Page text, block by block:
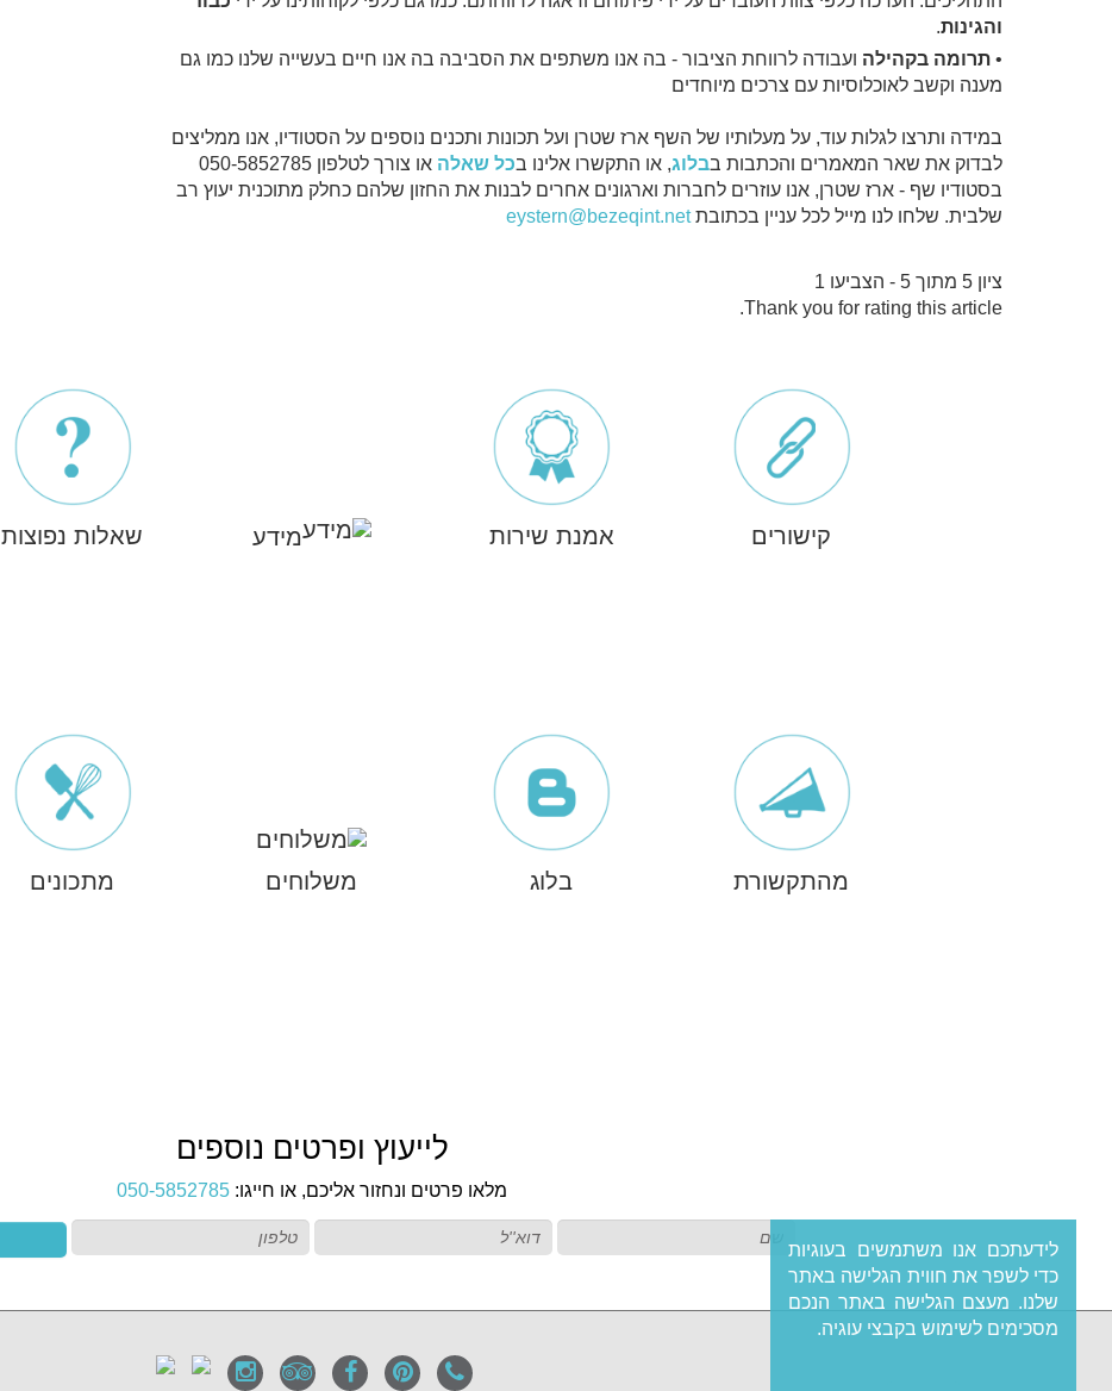
והגינות.
• תרומה בקהילה ועבודה לרווחת הציבור - בה אנו משתפים את הסביבה בה אנו חיים בעשייה שלנו כמו גם
מענה וקשב לאוכלוסיות עם צרכים מיוחדים
במידה ותרצו לגלות עוד, על מעלותיו של השף ארז שטרן ועל תכונות ותכנים נוספים על הסטודיו, אנו ממליצים
לבדוק את שאר המאמרים והכתבות בבלוג, או התקשרו אלינו בכל שאלה או צורך לטלפון 050-5852785
בסטודיו שף - ארז שטרן, אנו עוזרים לחברות וארגונים אחרים לבנות את החזון שלהם כחלק מתוכנית יעוץ רב
שלבית. שלחו לנו מייל לכל עניין בכתובת
ציון 5 מתוך 5 - הצביעו 1
Thank you for rating this article.
קישורים אמנת שירות מידע שאלות נפוצות
מהתקשורת בלוג משלוחים מתכונים
לייעוץ ופרטים נוספים
מלאו פרטים ונחזור אליכם, או חייגו: 050-5852785
לידעתכם אנו משתמשים בעוגיות
כדי לשפר את חווית הגלישה באתר
שלנו. מעצם הגלישה באתר הנכם
מסכימים לשימוש בקבצי עוגיה.